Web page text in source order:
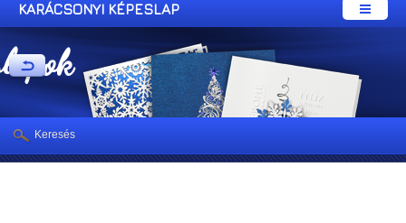
KARÁCSONYI KÉPESLAP
Keresés